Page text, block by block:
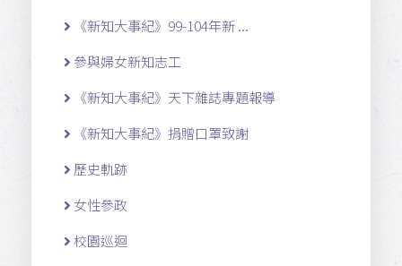
《新知大事紀》99-104年新 ...
參與婦女新知志工
《新知大事紀》天下雜誌專題報導
《新知大事紀》捐贈口罩致謝
歷史軌跡
女性參政
校園巡迴